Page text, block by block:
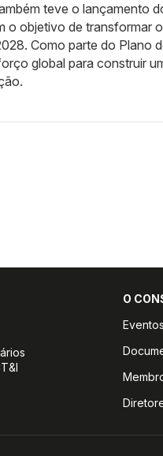
teve o lançamento
o objetivo de transformar
Como parte do Plano
global para construir
O
Eventos